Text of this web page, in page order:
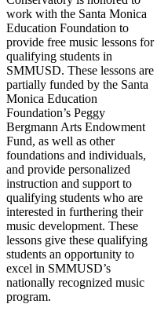
work with the Santa Monica
Education Foundation to
provide free music lessons for
qualifying students in
SMMUSD. These lessons are
partially funded by the Santa
Monica Education
Foundation’s Peggy
Bergmann Arts Endowment
Fund, as well as other
foundations and individuals,
and provide personalized
instruction and support to
qualifying students who are
interested in furthering their
music development. These
lessons give these qualifying
students an opportunity to
excel in SMMUSD’s
nationally recognized music
program.